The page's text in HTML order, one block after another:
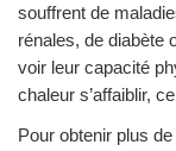
souffrent de
rénales, de diabète
voir leur capacité
chaleur s’affaiblir,
Pour obtenir plus